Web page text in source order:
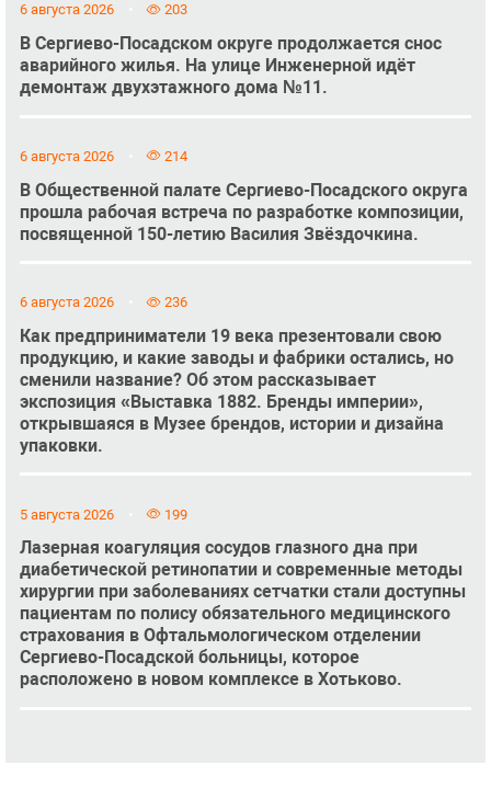
6 августа 2026 203
В Сергиево-Посадском округе продолжается снос
аварийного жилья. На улице Инженерной идёт
демонтаж двухэтажного дома №11.
6 августа 2026 214
В Общественной палате Сергиево-Посадского округа
прошла рабочая встреча по разработке композиции,
посвященной 150-летию Василия Звёздочкина.
6 августа 2026 236
Как предприниматели 19 века презентовали свою
продукцию, и какие заводы и фабрики остались, но
сменили название? Об этом рассказывает
экспозиция «Выставка 1882. Бренды империи»,
открывшаяся в Музее брендов, истории и дизайна
упаковки.
5 августа 2026 199
Лазерная коагуляция сосудов глазного дна при
диабетической ретинопатии и современные методы
хирургии при заболеваниях сетчатки стали доступны
пациентам по полису обязательного медицинского
страхования в Офтальмологическом отделении
Сергиево-Посадской больницы, которое
расположено в новом комплексе в Хотьково.